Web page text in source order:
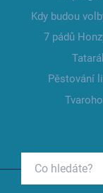
Kdy budou
7 pádů
Pěstování